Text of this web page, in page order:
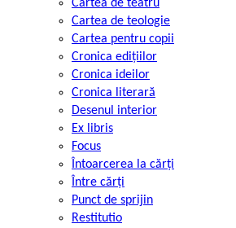
Cartea de teatru
Cartea de teologie
Cartea pentru copii
Cronica edițiilor
Cronica ideilor
Cronica literară
Desenul interior
Ex libris
Focus
Întoarcerea la cărți
Între cărți
Punct de sprijin
Restitutio